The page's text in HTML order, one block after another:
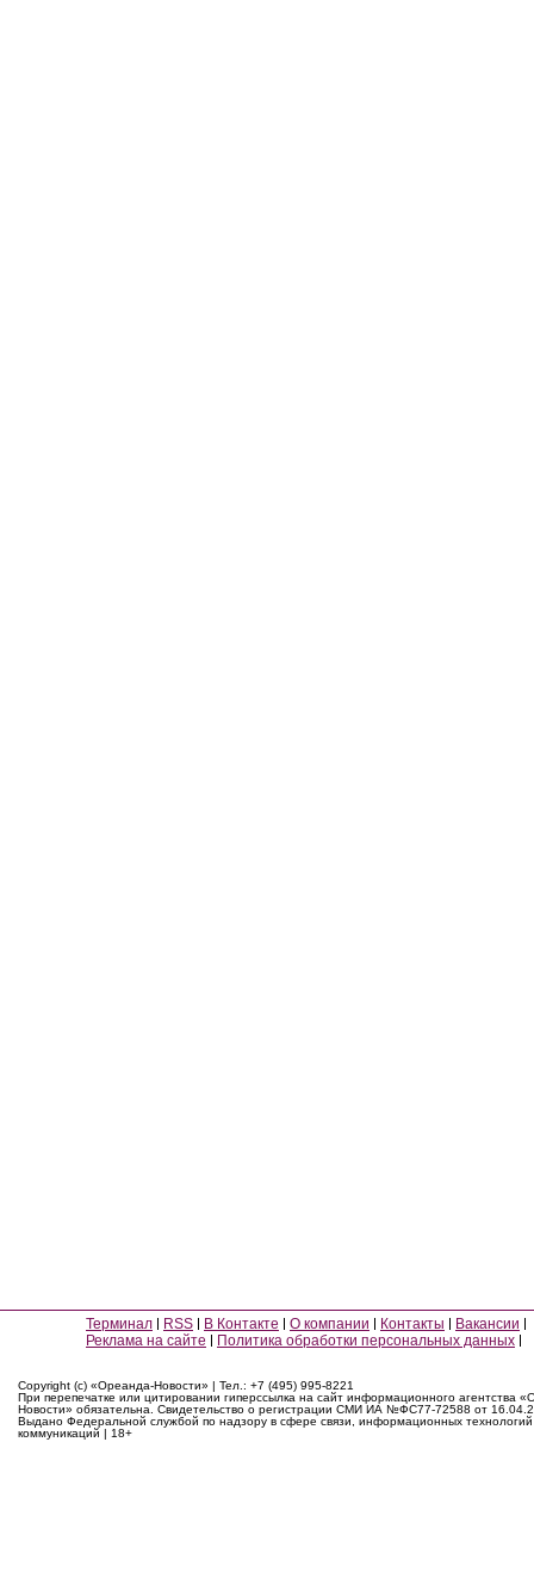
Терминал RSS В Контакте О компании Контакты
Вакансии
Реклама на сайте
Политика обработки персональных данных
Copyright (c) «Ореанда-Новости» | Тел.: +7 (495) 995-8221
При перепечатке или цитировании гиперссылка на сайт информационного агентства
Новости» обязательна. Свидетельство о регистрации СМИ ИА №ФС77-72588 от
Выдано Федеральной службой по надзору в сфере связи, информационных
коммуникаций | 18+